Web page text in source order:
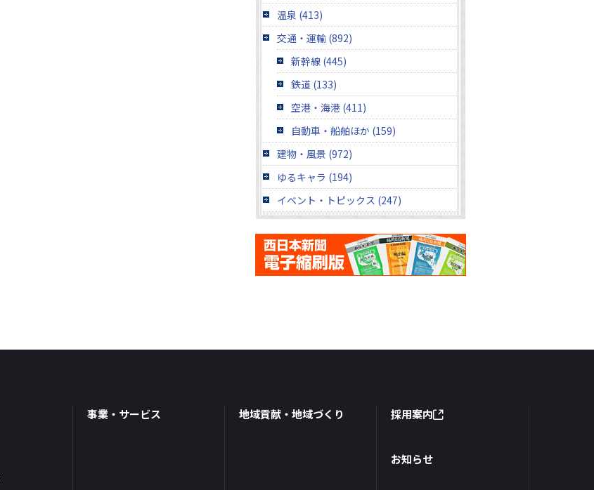
温泉 (413)
交通・運輸 (892)
新幹線 (445)
鉄道 (133)
空港・海港 (411)
自動車・船舶ほか (159)
建物・風景 (972)
ゆるキャラ (194)
イベント・トピックス (247)
事業・サービス 地域貢献・地域づくり 採用案内
お知らせ